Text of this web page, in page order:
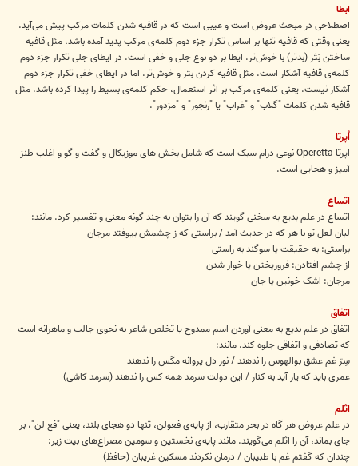
ابطا
اصطلاحی در مبحث عروض است و عیبی است که در قافیه شدن کلمات مرکب پیش می‌آید.
یعنی وقتی که قافیه تنها بر اساس تکرار جزء دوم کلمه‌ی مرکب پدید آمده باشد، مثل قافیه
ساختن بَتَر (بدتر) با خوش‌تر. ایطا بر دو نوع جلی و خفی است. در ایطای جلی تکرار جزء دوم
کلمه‌ی قافیه آشکار است. مثل قافیه کردن بتر و خوش‌تر. اما در ایطای خفی تکرار جزء دوم
آشکار نیست. یعنی کلمه‌ی مرکب بر اثر استعمال، حکم کلمه‌ی بسیط را پیدا کرده باشد. مثل
قافیه شدن کلمات "گلاب" و "غراب" یا "رنجور" و "مزدور".
اُپرتا
اپرتا Operetta نوعی درام سبک است که شامل بخش های موزیکال و گفت و گو و اغلب طنز
آمیز و هجایی است.
اتساع
اتساع در علم بدیع به سخنی گویند که آن را بتوان به چند گونه معنی و تفسیر کرد. مانند:
لبان لعل تو با هر که در حدیث آمد / براستی که ز چشمش بیوفتد مرجان
براستی: به حقیقت یا سوگند به راستی
از چشم افتادن: فروریختن یا خوار شدن
مرجان: اشک خونین یا جان
اتفاق
اتفاق در علم بدیع به معنی آوردن اسم ممدوح یا تخلص شاعر به نحوی جالب و ماهرانه است
که تصادفی و اتفاقی جلوه کند. مانند:
سِرّ غم عشق بوالهوس را ندهند / نور دل پروانه مگس را ندهند
عمری باید که یار آید به کنار / این دولت سرمد همه کس را ندهند (سرمد کاشی)
اثلم
در علم عروض هر گاه در بحر متقارب، از پایه‌ی فعولن، تنها دو هجای بلند، یعنی "فع‌ لن"، بر
جای بماند، آن را اثلم می‌گویند. مانند پایه‌ی نخستین و سومین مصراع‌های بیت زیر:
چندان‌ که گفتم غم با طبیبان / درمان نکردند مسکین غریبان (حافظ)